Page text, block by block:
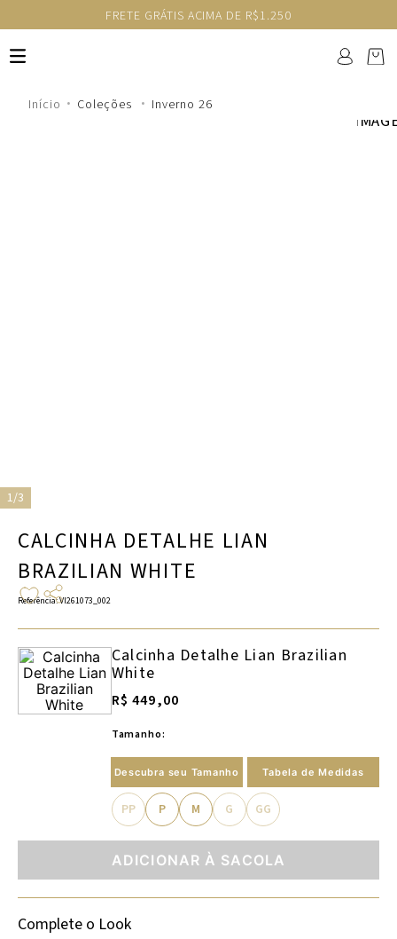
FRETE GRÁTIS ACIMA DE R$1.250
Coleções Inverno 26
1/3
CALCINHA DETALHE LIAN
BRAZILIAN WHITE
Referência:VI261073_002
Calcinha Detalhe Lian Brazilian
White
R$ 449,00
Tamanho:
Descubra seu Tamanho Tabela de Medidas
PP P M G GG
ADICIONAR À SACOLA
Complete o Look